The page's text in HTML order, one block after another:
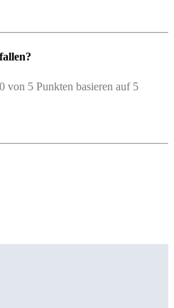
von 5 Punkten basieren auf 5